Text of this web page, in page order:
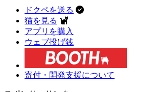
ドクペを送る
猫を見る
アプリを購入
ウェブ投げ銭
寄付・開発支援について